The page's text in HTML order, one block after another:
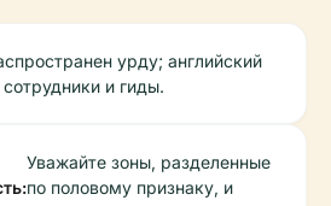
урду; английский
и гиды.
Уважайте зоны, разделенные
по половому признаку, и